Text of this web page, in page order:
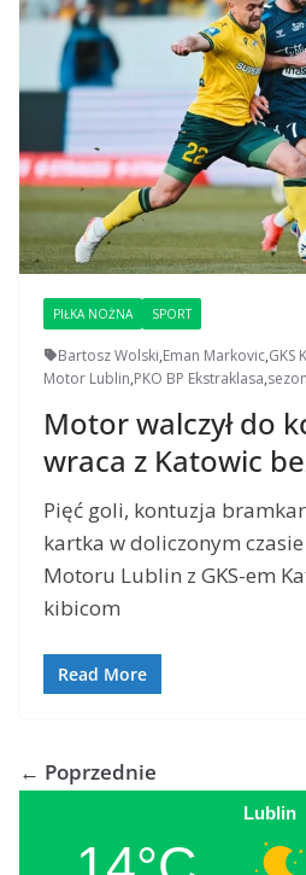
PIŁKA NOŻNA SPORT
Bartosz Wolski,Eman Markovic,GKS
Motor Lublin,PKO BP Ekstraklasa,
Motor walczył do
wraca z Katowic
Pięć goli, kontuzja
kartka w doliczonym
Motoru Lublin z GKS-em
kibicom
Read More
← Poprzednie
Lublin